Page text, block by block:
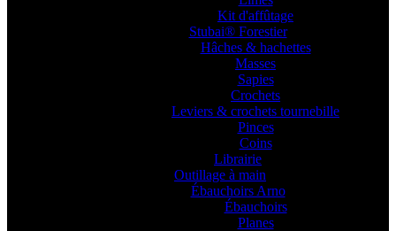
Kit d'affûtage
Stubai® Forestier
Hâches & hachettes
Masses
Sapies
Crochets
Leviers & crochets tournebille
Pinces
Coins
Librairie
Outillage à main
Ébauchoirs Arno
Ébauchoirs
Planes